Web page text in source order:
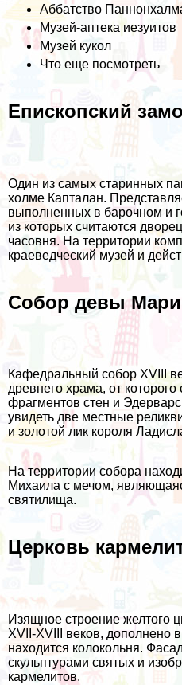
Аббатство
Музей-аптека иезуитов
Музей кукол
Что еще посмотреть
Епископский
Один из самых старинных
холме Капталан.
выполненных в барочном и
из которых считаются
часовня. На территории
краеведческий музей и
Собор девы
Кафедральный собор XVIII
древнего храма, от
фрагментов стен и
увидеть две местные
и золотой лик короля
На территории собора
Михаила с мечом,
святилища.
Церковь
Изящное строение желтого
XVII-XVIII веков, дополнено
находится колокольня.
скульптурами святых и
кармелитов.